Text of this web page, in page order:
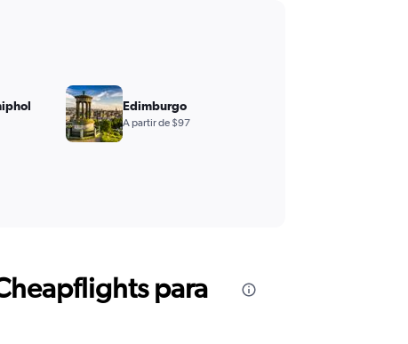
Edimburgo
A partir de $97
para